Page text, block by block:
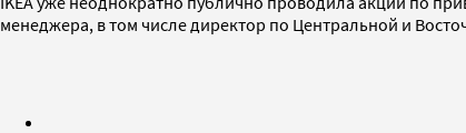
менеджера, в том числе директор по Центральной и